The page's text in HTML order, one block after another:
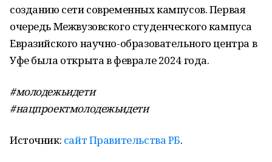
созданию сети современных кампусов. Первая
очередь Межвузовского студенческого кампуса
Евразийского научно-образовательного центра в
Уфе была открыта в феврале 2024 года.
#молодежьидети
#нацпроектмолодежьидети
Источник: сайт Правительства РБ.